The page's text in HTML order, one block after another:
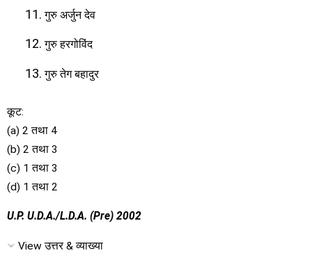
गुरु अर्जुन देव
गुरु हरगोविंद
गुरु तेग बहादुर
कूट:
(a) 2 तथा 4
(b) 2 तथा 3
(c) 1 तथा 3
(d) 1 तथा 2
U.P. U.D.A./L.D.A. (Pre) 2002
View उत्तर & व्याख्या